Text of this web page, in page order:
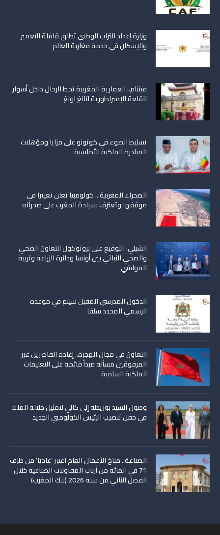
وزارة إعداد التراب الوطني تطلق قافلة التعمير
والإسكان في خدمة مغاربة العالم
فيتنام.. العمارية المغربية تحط الرحال داخل أسوار
القلعة الإمبراطورية لثانغ لونغ
تسليط الضوء في كوتونو على مزايا ومؤهلات
المبادرة الملكية الأطلسية
الصحراء المغربية .. كولومبيا تعلن تغييرا في
موقفها وتعترف بسيادة المغرب على صحرائه
الشيلي: التوقيع على بروتوكول للتعاون الصحي
والصحي النباتي بين أونسا ودائرة الزراعة وتربية
المواشي
الدخول المدرسي المقبل سیتم في موعده
الرسمي المحدد سلفا
التعاون في مجال الهجرة.. إعادة القاصرين غير
المرفوقين مسألة مبدأ قائمة على التعليمات
الملكية السامية
وصول السيد بوريطة إلى كالي لتمثيل جلالة الملك
في حفل تنصيب الرئيس الكولومبي الجديد
الصناعة.. مناخ الأعمال العام اعتبر ‘عاديا’ من طرف
71 في المائة من أرباب المقاولات الصناعية خلال
الفصل الثاني من سنة 2026 (بنك المغرب)